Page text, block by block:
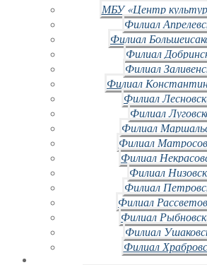
МБУ «Центр
Филиал
Филиал
Филиал
Филиал
Филиал
Филиал
Филиал
Филиал
Филиал
Филиал
Филиал
Филиал
Филиал
Филиал
Филиал
Филиал